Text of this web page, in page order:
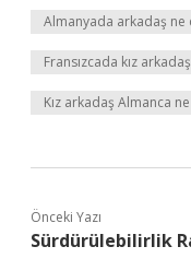
Almanyada arkadaş ne
Fransızcada kız
Kız arkadaş Almanca
Önceki Yazı
Sürdürülebilirlik